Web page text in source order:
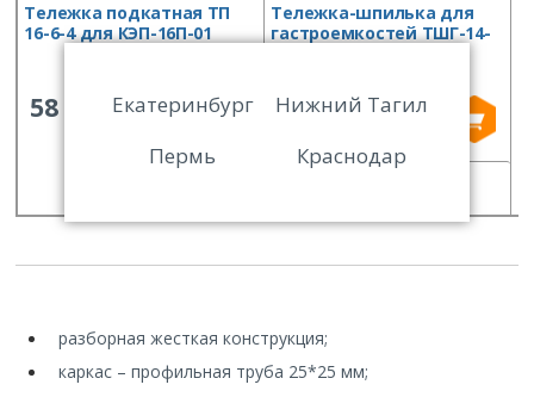
Тележка подкатная ТП
16-6-4 для КЭП-16П-01
58 255
Тележка-шпилька для
гастроемкостей ТШГ-14-
31 481
разборная жесткая конструкция;
каркас – профильная труба 25*25 мм;
Екатеринбург
Нижний Тагил
Пермь
Краснодар